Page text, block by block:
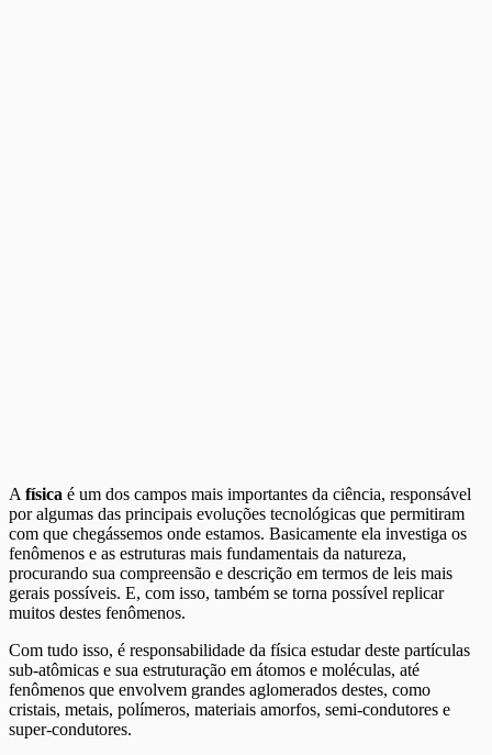
A física é um dos campos mais importantes da ciência, responsável
por algumas das principais evoluções tecnológicas que permitiram
com que chegássemos onde estamos. Basicamente ela investiga os
fenômenos e as estruturas mais fundamentais da natureza,
procurando sua compreensão e descrição em termos de leis mais
gerais possíveis. E, com isso, também se torna possível replicar
muitos destes fenômenos.
Com tudo isso, é responsabilidade da física estudar deste partículas
sub-atômicas e sua estruturação em átomos e moléculas, até
fenômenos que envolvem grandes aglomerados destes, como
cristais, metais, polímeros, materiais amorfos, semi-condutores e
super-condutores.